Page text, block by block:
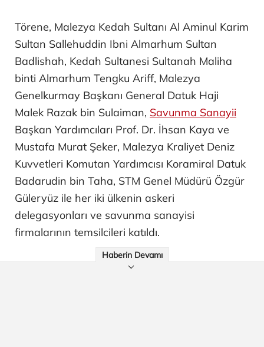
Törene, Malezya Kedah Sultanı Al Aminul Karim
Sultan Sallehuddin Ibni Almarhum Sultan
Badlishah, Kedah Sultanesi Sultanah Maliha
binti Almarhum Tengku Ariff, Malezya
Genelkurmay Başkanı General Datuk Haji
Malek Razak bin Sulaiman, Savunma Sanayii
Başkan Yardımcıları Prof. Dr. İhsan Kaya ve
Mustafa Murat Şeker, Malezya Kraliyet Deniz
Kuvvetleri Komutan Yardımcısı Koramiral Datuk
Badarudin bin Taha, STM Genel Müdürü Özgür
Güleryüz ile her iki ülkenin askeri
delegasyonları ve savunma sanayisi
firmalarının temsilcileri katıldı.
Haberin Devamı